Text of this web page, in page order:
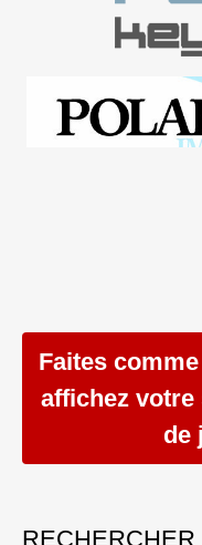
Faites
affichez votre
de
RECHERCHER